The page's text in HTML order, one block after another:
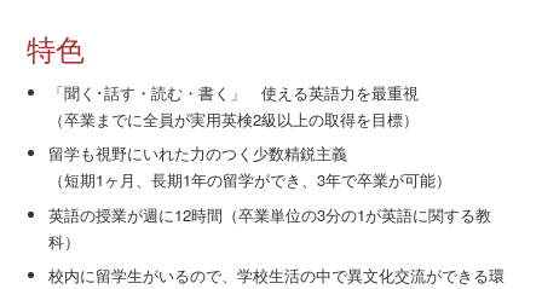
特色
「聞く･話す・読む・書く」 使える英語力を最重視
（卒業までに全員が実用英検2級以上の取得を目標）
留学も視野にいれた力のつく少数精鋭主義
（短期1ヶ月、長期1年の留学ができ、3年で卒業が可能）
英語の授業が週に12時間（卒業単位の3分の1が英語に関する教
科）
校内に留学生がいるので、学校生活の中で異文化交流ができる環